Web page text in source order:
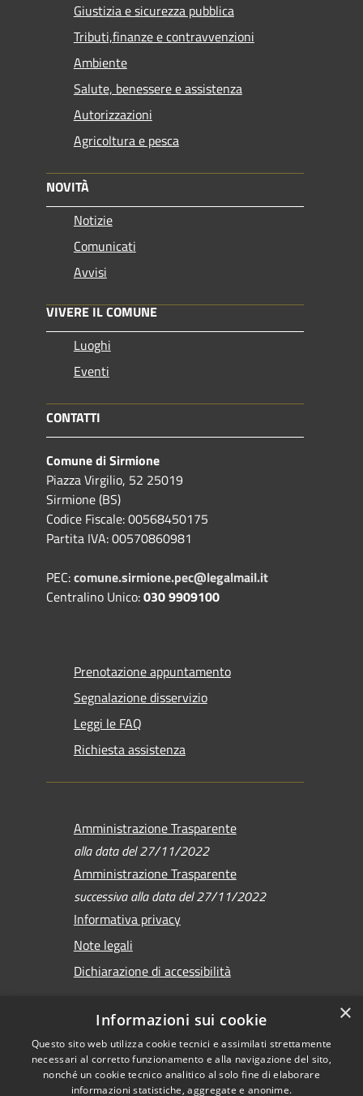
Giustizia e sicurezza pubblica
Tributi,finanze e contravvenzioni
Ambiente
Salute, benessere e assistenza
Autorizzazioni
Agricoltura e pesca
NOVITÀ
Notizie
Comunicati
Avvisi
VIVERE IL COMUNE
Luoghi
Eventi
CONTATTI
Comune di Sirmione
Piazza Virgilio, 52 25019
Sirmione (BS)
Codice Fiscale: 00568450175
Partita IVA: 00570860981
PEC:comune.sirmione.pec@legalmail.it
Centralino Unico:030 9909100
Prenotazione appuntamento
Segnalazione disservizio
Leggi le FAQ
Richiesta assistenza
Amministrazione Trasparente
alla data del 27/11/2022
Amministrazione Trasparente
successiva alla data del 27/11/2022
Informativa privacy
Note legali
Dichiarazione di accessibilità
RSS
Accessibilità
Copyright © 2026 •
Comune di Sirmione •
Powered by
×
Informazioni sui cookie
Questo sito web utilizza cookie tecnici e assimilati strettamente
necessari al corretto funzionamento e alla navigazione del sito,
nonché un cookie tecnico analitico al solo fine di elaborare
informazioni statistiche, aggregate e anonime.